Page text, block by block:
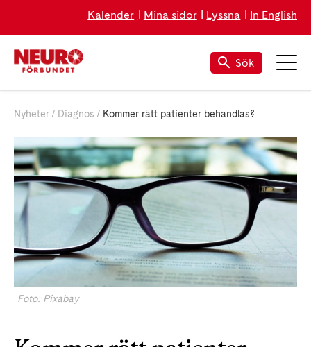
Kalender Mina sidor Lyssna In English
Sök
Nyheter Diagnos Kommer rätt patienter behandlas?
Foto: Pixabay